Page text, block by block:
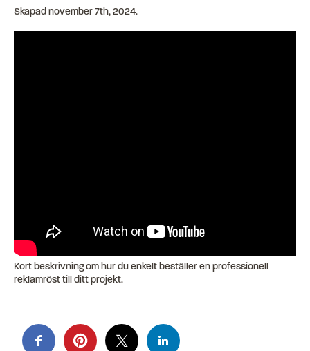
Skapad november 7th, 2024.
Kort beskrivning om hur du enkelt beställer en professionell
reklamröst till ditt projekt.